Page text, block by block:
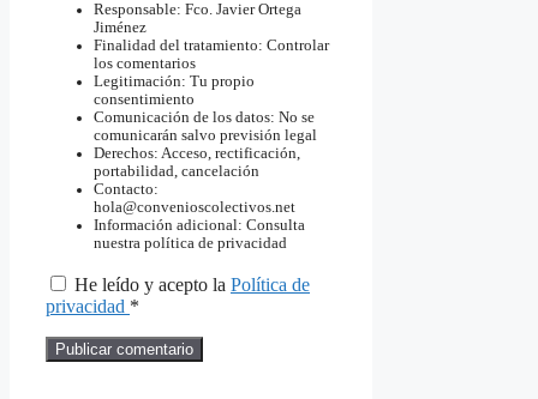
Responsable: Fco. Javier Ortega
Jiménez
Finalidad del tratamiento: Controlar
los comentarios
Legitimación: Tu propio
consentimiento
Comunicación de los datos: No se
comunicarán salvo previsión legal
Derechos: Acceso, rectificación,
portabilidad, cancelación
Contacto:
hola@convenioscolectivos.net
Información adicional: Consulta
nuestra política de privacidad
He leído y acepto la Política de
privacidad *